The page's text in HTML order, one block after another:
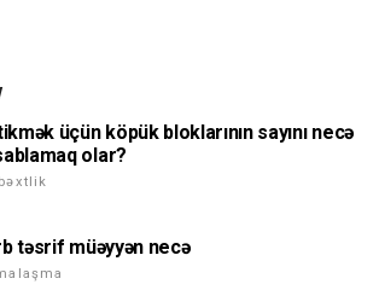
üçün köpük bloklarının sayını necə
olar?
təsrif müəyyən necə